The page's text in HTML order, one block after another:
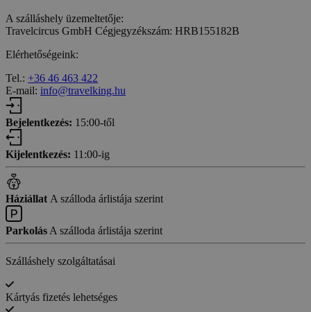
A szálláshely üzemeltetője:
Travelcircus GmbH Cégjegyzékszám: HRB155182B
Elérhetőségeink:
Tel.: +36 46 463 422
E-mail: info@travelking.hu
Bejelentkezés: 15:00-től
Kijelentkezés: 11:00-ig
Háziállat A szálloda árlistája szerint
Parkolás A szálloda árlistája szerint
Szálláshely szolgáltatásai
Kártyás fizetés lehetséges